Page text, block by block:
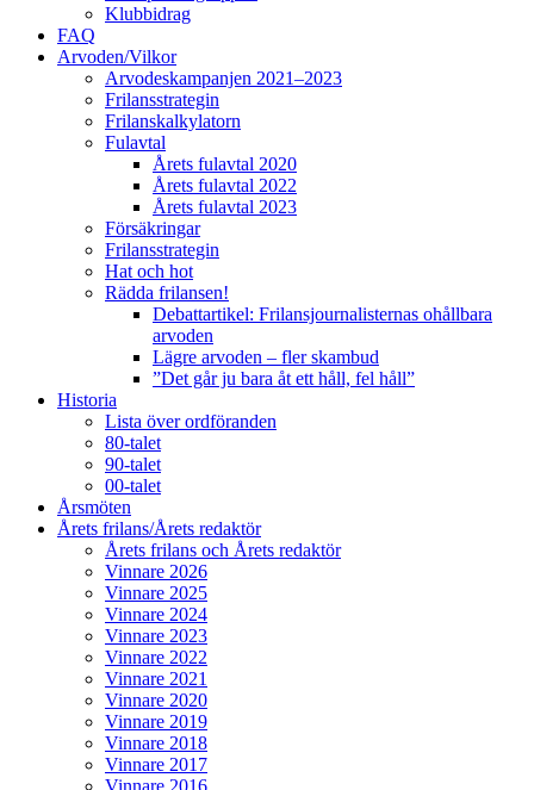
Klubbidrag
FAQ
Arvoden/Vilkor
Arvodeskampanjen 2021–2023
Frilansstrategin
Frilanskalkylatorn
Fulavtal
Årets fulavtal 2020
Årets fulavtal 2022
Årets fulavtal 2023
Försäkringar
Frilansstrategin
Hat och hot
Rädda frilansen!
Debattartikel: Frilansjournalisternas ohållbara
arvoden
Lägre arvoden – fler skambud
”Det går ju bara åt ett håll, fel håll”
Historia
Lista över ordföranden
80-talet
90-talet
00-talet
Årsmöten
Årets frilans/Årets redaktör
Årets frilans och Årets redaktör
Vinnare 2026
Vinnare 2025
Vinnare 2024
Vinnare 2023
Vinnare 2022
Vinnare 2021
Vinnare 2020
Vinnare 2019
Vinnare 2018
Vinnare 2017
Vinnare 2016